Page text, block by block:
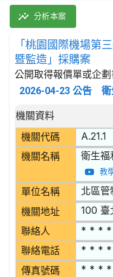
「桃園國際機場第三航
採購類別：勞務類 建
分析本案
「桃園國際機場第
暨監造」採購案
公開取得報價單或企
2026-04-23 公告
招標公告詳細內容
機關資料
機關代碼
A.21.1
機關名稱 衛生福
教
單位名稱 北區
機關地址 100 臺
聯絡人 * * *
聯絡電話 * * *
傳真號碼 * * *